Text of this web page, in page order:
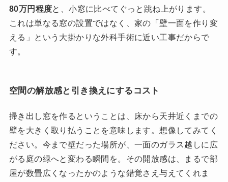
80万円程度と、小窓に比べてぐっと跳ね上がります。
これは単なる窓の設置ではなく、家の「壁一面を作り変
える」という大掛かりな外科手術に近い工事だからで
す。
空間の解放感と引き換えにするコスト
掃き出し窓を作るということは、床から天井近くまでの
壁を大きく取り払うことを意味します。想像してみてく
ださい。今まで壁だった場所が、一面のガラス越しに広
がる庭の緑へと変わる瞬間を。その開放感は、まるで部
屋が数畳広くなったかのような錯覚さえ与えてくれま